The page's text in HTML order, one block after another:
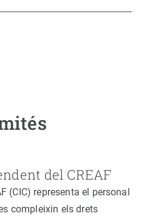
del CREAF
(CIC) representa el personal
compleixin els drets